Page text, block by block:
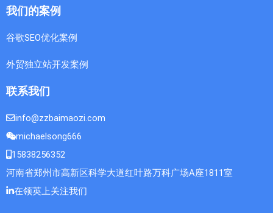
我们的案例
谷歌SEO优化案例
外贸独立站开发案例
联系我们
info@zzbaimaozi.com
michaelsong666
15838256352
河南省郑州市高新区科学大道红叶路万科广场A座1811室
在领英上关注我们